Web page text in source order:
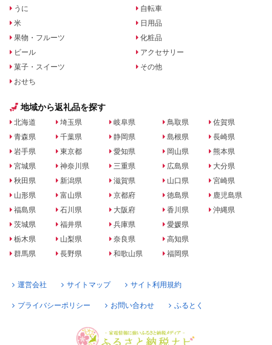
うに
米
果物・フルーツ
ビール
菓子・スイーツ
おせち
自転車
日用品
化粧品
アクセサリー
その他
地域から返礼品を探す
北海道
青森県
岩手県
宮城県
秋田県
山形県
福島県
茨城県
栃木県
群馬県
埼玉県
千葉県
東京都
神奈川県
新潟県
富山県
石川県
福井県
山梨県
長野県
岐阜県
静岡県
愛知県
三重県
滋賀県
京都府
大阪府
兵庫県
奈良県
和歌山県
鳥取県
島根県
岡山県
広島県
山口県
徳島県
香川県
愛媛県
高知県
福岡県
佐賀県
長崎県
熊本県
大分県
宮崎県
鹿児島県
沖縄県
運営会社 サイトマップ サイト利用規約
プライバシーポリシー お問い合わせ ふるとく